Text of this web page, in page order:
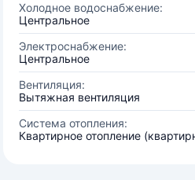
Холодное водоснабжение:
Центральное
Электроснабжение:
Центральное
Вентиляция:
Вытяжная вентиляция
Система отопления:
Квартирное отопление